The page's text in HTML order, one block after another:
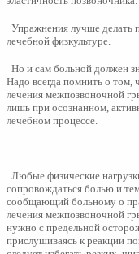
Упражнения лучше делать
лечебной физкультуре.
Но и сам больной должен
Надо всегда помнить о том,
лечения межпозвоночной
лишь при осознанном,
лечебном процессе.
Любые физические
сопровождаться болью и
сообщающий больному о
лечения межпозвоночной
нужно с предельной
прислушиваясь к реакции